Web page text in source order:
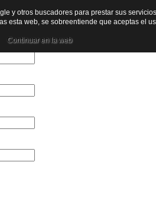
por e-mail
y otros buscadores para prestar sus
esta web, se sobreentiende que aceptas el
Continuar en la web